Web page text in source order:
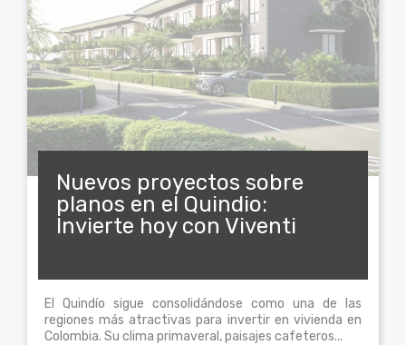
Nuevos proyectos sobre
planos en el Quindio:
Invierte hoy con Viventi
El Quindío sigue consolidándose como una de las
regiones más atractivas para invertir en vivienda en
Colombia. Su clima primaveral, paisajes cafeteros...